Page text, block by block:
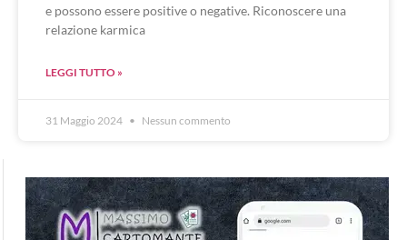
e possono essere positive o negative. Riconoscere una
relazione karmica
LEGGI TUTTO »
31 Maggio 2024 Nessun commento